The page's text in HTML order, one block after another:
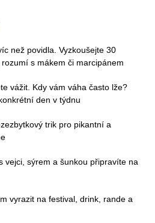
než povidla. Vyzkoušejte 30
s mákem či marcipánem
vážit. Kdy vám váha často lže?
den v týdnu
trik pro pikantní a
vejci, sýrem a šunkou připravíte na
vyrazit na festival, drink, rande a